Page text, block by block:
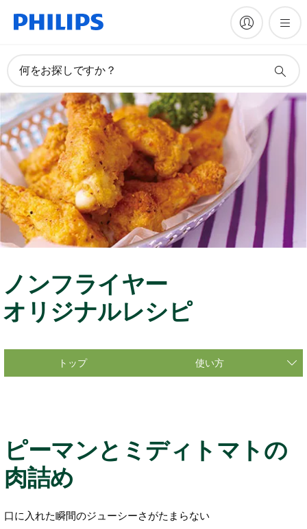
何をお探しですか？
ノンフライヤー
オリジナルレシピ
トップ 使い方
ピーマンとミディトマトの
肉詰め
口に入れた瞬間のジューシーさがたまらない